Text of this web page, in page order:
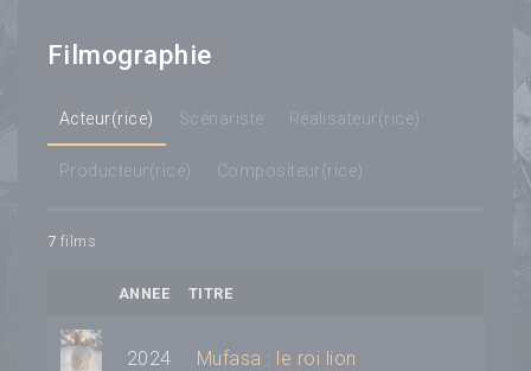
Filmographie
Acteur(rice) Scénariste Réalisateur(rice)
Producteur(rice) Compositeur(rice)
7 films
ANNEE TITRE
2024 Mufasa : le roi lion